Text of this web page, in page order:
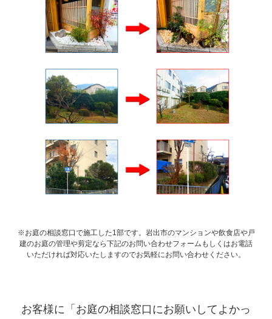
※お庭の相談窓口で施工した1部です。岩出市のマンションや飲食店や戸
建のお庭の管理や剪定なら下記のお問い合わせフォームもしくはお電話
いただければ対応いたしますのでお気軽にお問い合わせください。
お客様に「お庭の相談窓口にお願いしてよかっ